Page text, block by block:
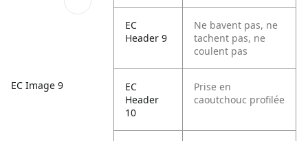
EC Image 9
EC
Header 9
Ne bavent pas, ne
tachent pas, ne
coulent pas
EC
Header
10
Prise en
caoutchouc profilée